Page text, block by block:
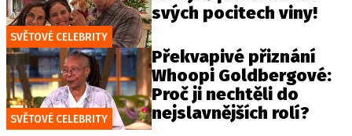
SVĚTOVÉ CELEBRITY
svých pocitech viny!
SVĚTOVÉ CELEBRITY
Překvapivé přiznání
Whoopi Goldbergové:
Proč ji nechtěli do
nejslavnějších rolí?